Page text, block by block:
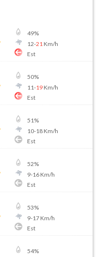
49%
12-21 Km/h
Est
50%
11-19Km/h
Est
51%
10-18Km/h
Est
52%
9-16Km/h
Est
53%
9-17Km/h
Est
54%